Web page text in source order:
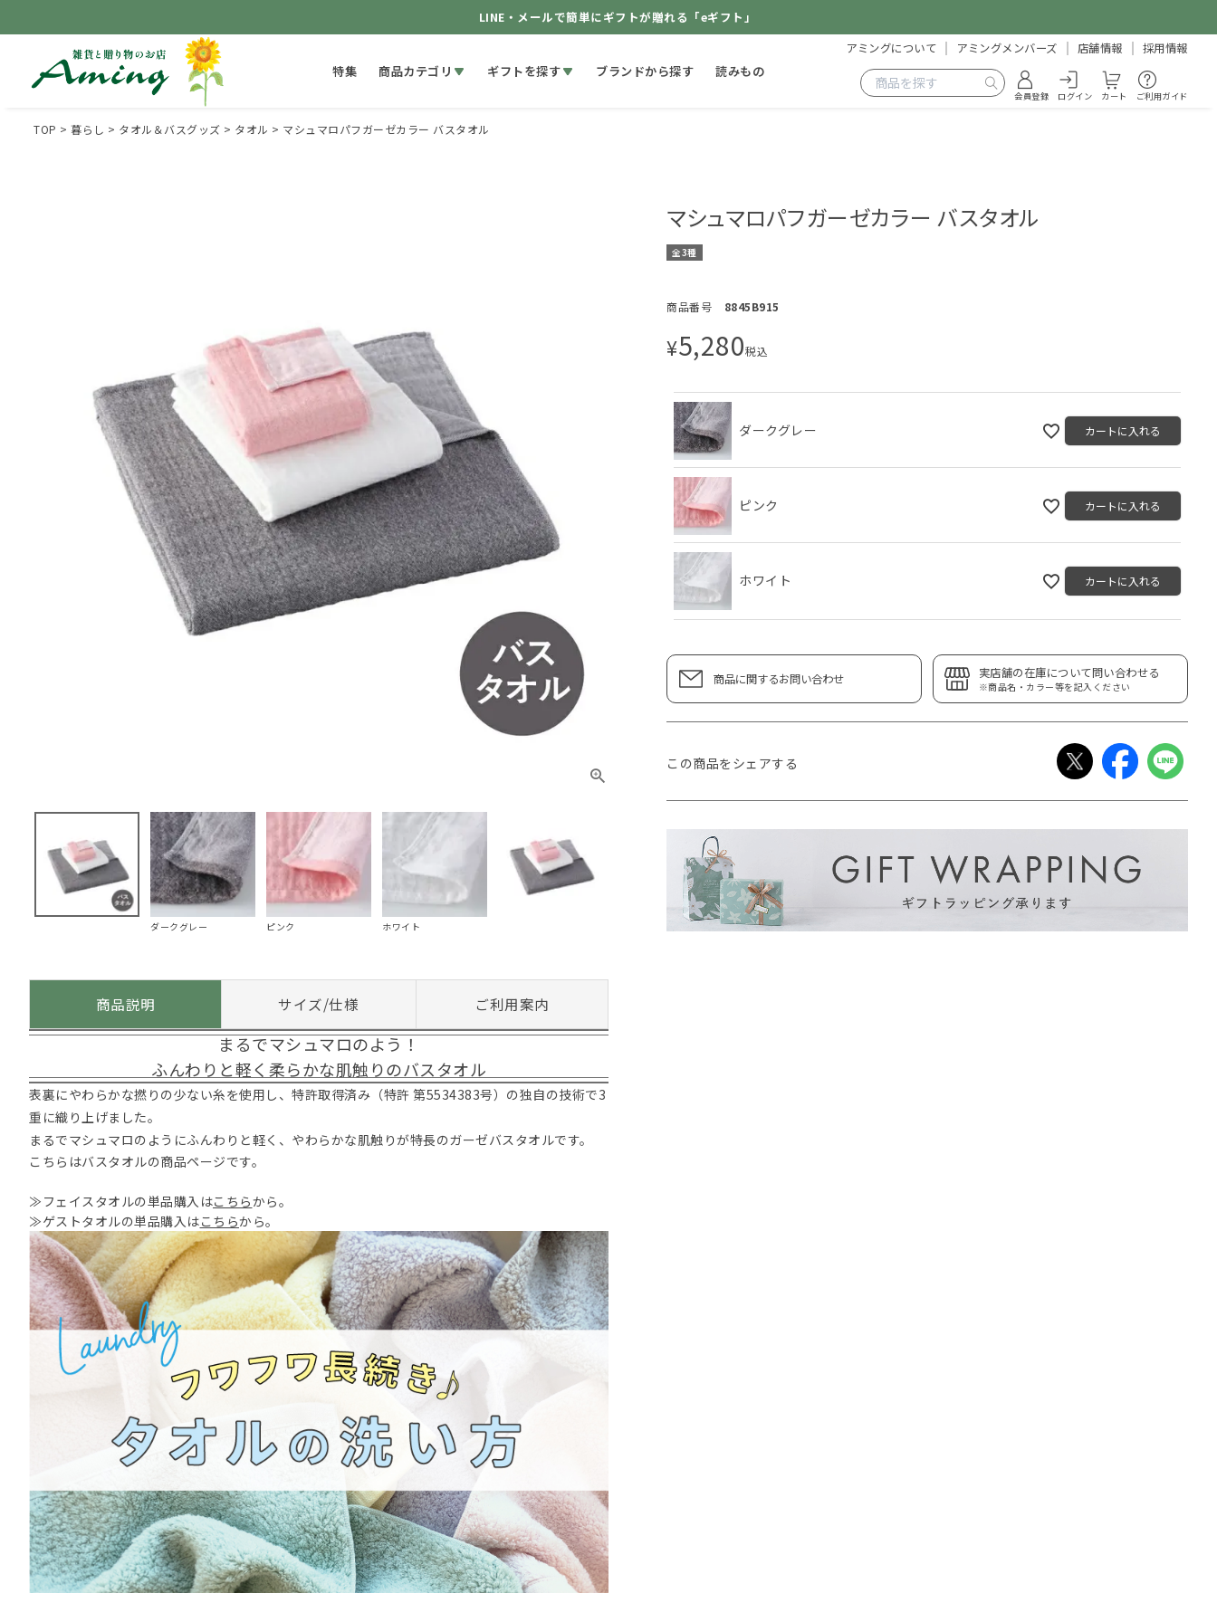
LINE・メールで簡単にギフトが贈れる「eギフト」
特集 商品カテゴリ ギフトを探す ブランドから探す 読みもの
アミングについて アミングメンバーズ 店舗情報 採用情報
会員登録 ログイン カート ご利用ガイド
TOP 暮らし タオル＆バスグッズ タオル マシュマロパフガーゼカラー バスタオル
ダークグレー ピンク ホワイト
商品説明 サイズ/仕様 ご利用案内
まるでマシュマロのよう！
ふんわりと軽く柔らかな肌触りのバスタオル
表裏にやわらかな撚りの少ない糸を使用し、特許取得済み（特許 第5534383号）の独自の技術で3
重に織り上げました。
まるでマシュマロのようにふんわりと軽く、やわらかな肌触りが特長のガーゼバスタオルです。
こちらはバスタオルの商品ページです。
≫フェイスタオルの単品購入はこちらから。
≫ゲストタオルの単品購入はこちらから。
マシュマロパフガーゼカラー バスタオル
全3種
商品番号 8845B915
¥5,280税込
ダークグレー カートに入れる
ピンク カートに入れる
ホワイト カートに入れる
商品に関するお問い合わせ 実店舗の在庫について問い合わせる
※商品名・カラー等を記入ください
この商品をシェアする